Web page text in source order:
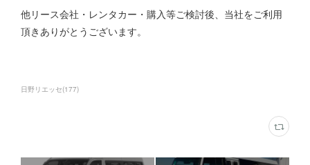
他リース会社・レンタカー・購入等ご検討後、当社をご利用
頂きありがとうございます。
日野リエッセ(177)